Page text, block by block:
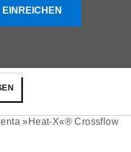
EINREICHEN
Auslaufschieber
für hygienische